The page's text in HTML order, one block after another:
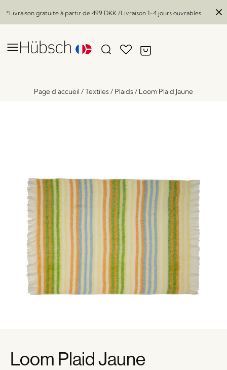
*Livraison gratuite à partir de 499 DKK /Livraison 1-4 jours ouvrables
Page d'accueil /Textiles / Plaids / Loom Plaid Jaune
Loom Plaid Jaune